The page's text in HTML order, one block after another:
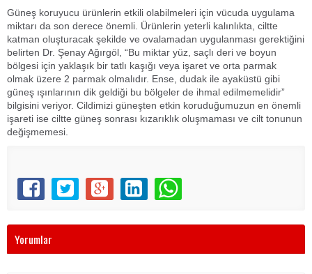
Güneş koruyucu ürünlerin etkili olabilmeleri için vücuda uygulama
miktarı da son derece önemli. Ürünlerin yeterli kalınlıkta, ciltte
katman oluşturacak şekilde ve ovalamadan uygulanması gerektiğini
belirten Dr. Şenay Ağırgöl, “Bu miktar yüz, saçlı deri ve boyun
bölgesi için yaklaşık bir tatlı kaşığı veya işaret ve orta parmak
olmak üzere 2 parmak olmalıdır. Ense, dudak ile ayaküstü gibi
güneş ışınlarının dik geldiği bu bölgeler de ihmal edilmemelidir”
bilgisini veriyor. Cildimizi güneşten etkin koruduğumuzun en önemli
işareti ise ciltte güneş sonrası kızarıklık oluşmaması ve cilt tonunun
değişmemesi.
Yorumlar